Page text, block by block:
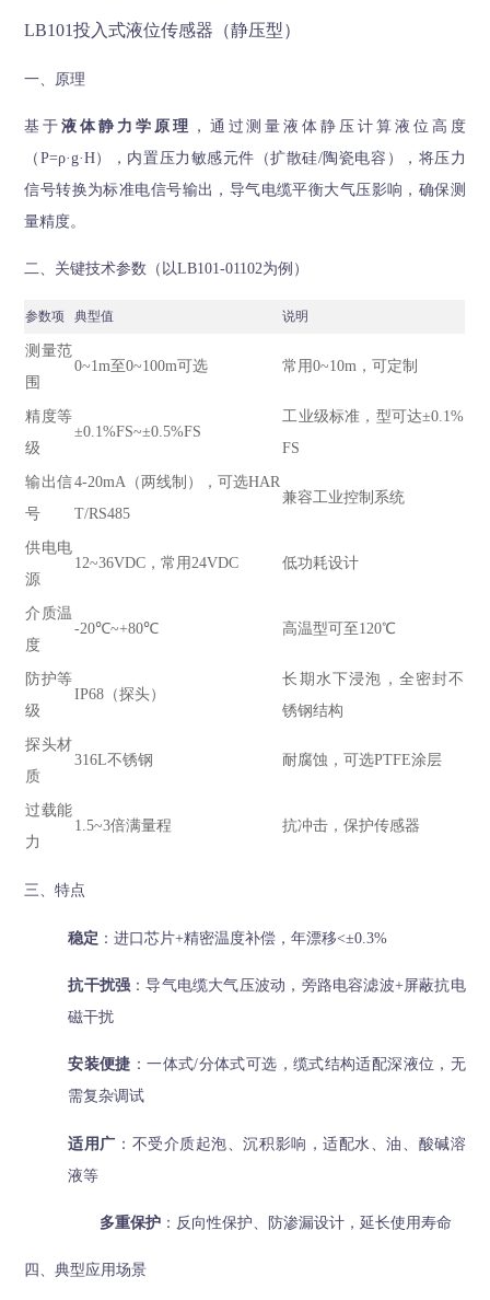
LB101投入式液位传感器（静压型）
一、原理
基于液体静力学原理 ，通过测量液体静压计算液位高度
（P=ρ·g·H），内置压力敏感元件（扩散硅/陶瓷电容），将压力
信号转换为标准电信号输出，导气电缆平衡大气压影响，确保测
量精度。
二、关键技术参数（以LB101-01102为例）
参数项 典型值 说明
测量范
围
0~1m至0~100m可选 常用0~10m，可定制
精度等
级
±0.1%FS~±0.5%FS
工业级标准，型可达±0.1%
FS
输出信
号
4-20mA（两线制），可选HAR
T/RS485
兼容工业控制系统
供电电
源
12~36VDC，常用24VDC 低功耗设计
介质温
度
-20℃~+80℃ 高温型可至120℃
防护等
级
IP68（探头）
长期水下浸泡，全密封不
锈钢结构
探头材
质
316L不锈钢 耐腐蚀，可选PTFE涂层
过载能
力
1.5~3倍满量程 抗冲击，保护传感器
三、特点
稳定 ：进口芯片+精密温度补偿，年漂移<±0.3%
抗干扰强 ：导气电缆大气压波动，旁路电容滤波+屏蔽抗电
磁干扰
安装便捷 ：一体式/分体式可选，缆式结构适配深液位，无
需复杂调试
适用广 ：不受介质起泡、沉积影响，适配水、油、酸碱溶
液等
多重保护 ：反向性保护、防渗漏设计，延长使用寿命
四、典型应用场景